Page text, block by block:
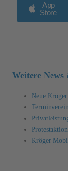
App
Store
Weitere News
Neue
Kröger